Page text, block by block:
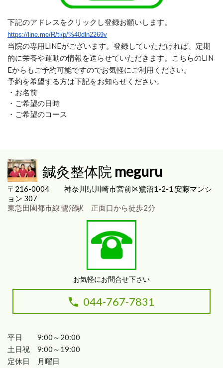
下記のアドレスをクリックし登録お願いします。
https://line.me/R/ti/p/%40dln2269v
当院の専用LINEがございます。登録していただければ、定期
的に栄養や運動の情報を送らせていただきます。こちらのLIN
Eからもご予約可能ですのでお気軽にご利用ください。
予約を希望する方は下記をお知らせください。
・お名前
・ご希望の日時
・ご希望のコース
鍼灸整体院 meguru
〒216-0004 神奈川県川崎市宮前区鷺沼1-2-1 安藤マンシ
ョン 307
東急田園都市線 鷺沼駅 正面口から徒歩2分
お気軽にお問合せ下さい
044-767-7831
平日 9:00～20:00
土日祝 9:00～19:00
定休日 月曜日